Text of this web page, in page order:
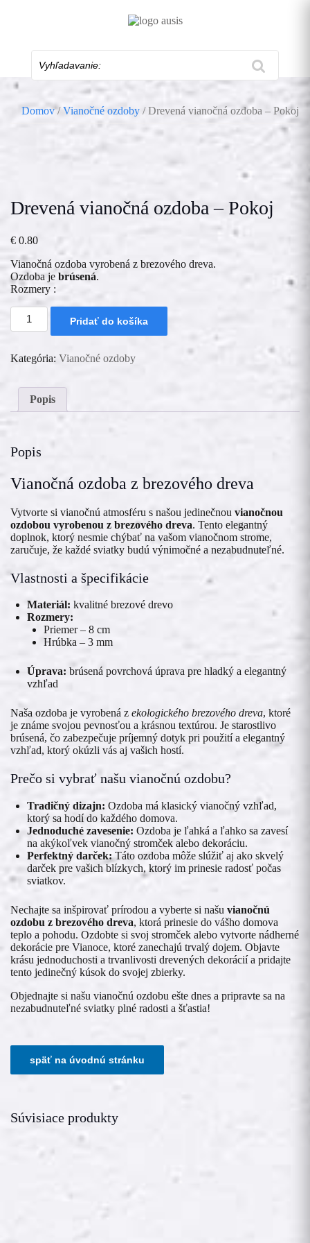
Domov/Vianočné ozdoby / Drevená vianočná ozdoba – Pokoj
Drevená vianočná ozdoba – Pokoj
€ 0.80
Vianočná ozdoba vyrobená z brezového dreva.
Ozdoba je brúsená.
Rozmery :
množstvo
Drevená
vianočná
-
Pridať do košíka
Kategória: Vianočné ozdoby
Popis
Popis
Vianočná ozdoba z brezového dreva
Vytvorte si vianočnú atmosféru s našou jedinečnou vianočnou
ozdobou vyrobenou z brezového dreva. Tento elegantný
doplnok, ktorý nesmie chýbať na vašom vianočnom strome,
zaručuje, že každé sviatky budú výnimočné a nezabudnuteľné.
Vlastnosti a špecifikácie
Materiál: kvalitné brezové drevo
Rozmery:
Priemer – 8 cm
Hrúbka – 3 mm
Úprava: brúsená povrchová úprava pre hladký a elegantný
vzhľad
Naša ozdoba je vyrobená z ekologického brezového dreva, ktoré
je známe svojou pevnosťou a krásnou textúrou. Je starostlivo
brúsená, čo zabezpečuje príjemný dotyk pri použití a elegantný
vzhľad, ktorý okúzli vás aj vašich hostí.
Prečo si vybrať našu vianočnú ozdobu?
Tradičný dizajn: Ozdoba má klasický vianočný vzhľad,
ktorý sa hodí do každého domova.
Jednoduché zavesenie: Ozdoba je ľahká a ľahko sa zavesí
na akýkoľvek vianočný stromček alebo dekoráciu.
Perfektný darček:Táto ozdoba môže slúžiť aj ako skvelý
darček pre vašich blízkych, ktorý im prinesie radosť počas
sviatkov.
Nechajte sa inšpirovať prírodou a vyberte si našu vianočnú
ozdobu z brezového dreva, ktorá prinesie do vášho domova
teplo a pohodu. Ozdobte si svoj stromček alebo vytvorte nádherné
dekorácie pre Vianoce, ktoré zanechajú trvalý dojem. Objavte
krásu jednoduchosti a trvanlivosti drevených dekorácií a pridajte
tento jedinečný kúsok do svojej zbierky.
Objednajte si našu vianočnú ozdobu ešte dnes a pripravte sa na
nezabudnuteľné sviatky plné radosti a šťastia!
Súvisiace produkty